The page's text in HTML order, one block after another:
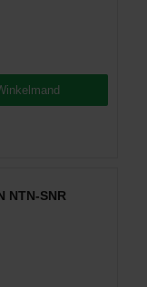
NTN-SNR